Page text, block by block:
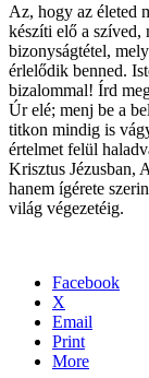
Az, hogy az életed
készíti elő a szíved,
bizonyságtétel,
érlelődik benned.
bizalommal! Írd
Úr elé; menj be a
titkon mindig is
értelmet felül
Krisztus Jézusban,
hanem ígérete
világ végezetéig.
Facebook
X
Email
Print
More